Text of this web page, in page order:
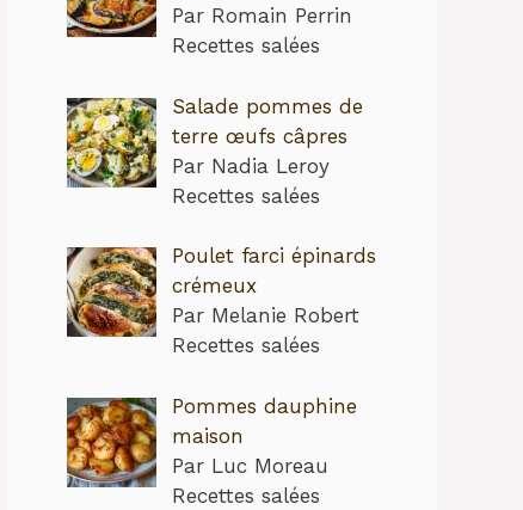
Par Romain Perrin
Recettes salées
Salade pommes de
terre œufs câpres
Par Nadia Leroy
Recettes salées
Poulet farci épinards
crémeux
Par Melanie Robert
Recettes salées
Pommes dauphine
maison
Par Luc Moreau
Recettes salées